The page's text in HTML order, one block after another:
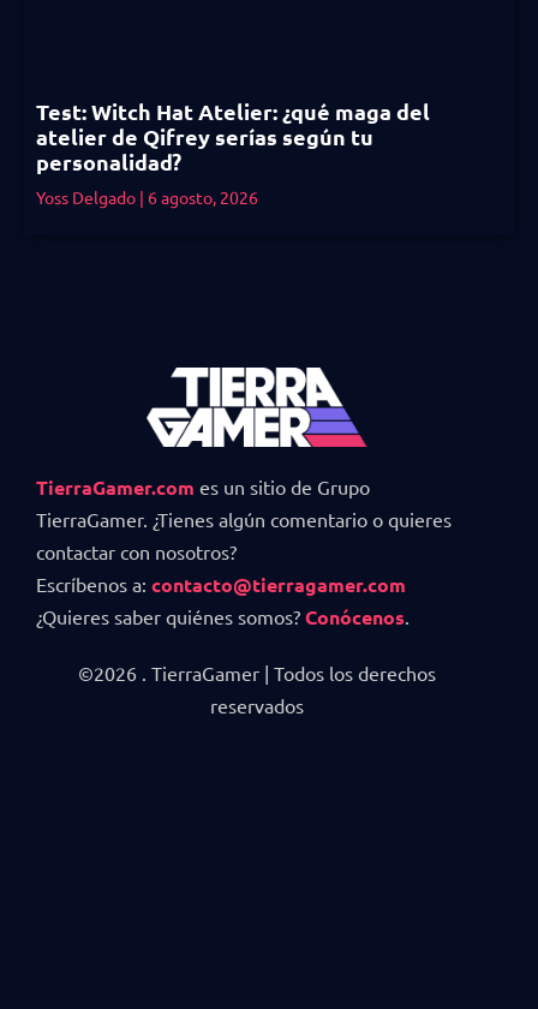
Test: Witch Hat Atelier: ¿qué maga del
atelier de Qifrey serías según tu
personalidad?
Yoss Delgado 6 agosto, 2026
TierraGamer.com es un sitio de Grupo
TierraGamer. ¿Tienes algún comentario o quieres
contactar con nosotros?
Escríbenos a: contacto@tierragamer.com
¿Quieres saber quiénes somos? Conócenos.
©2026 . TierraGamer | Todos los derechos
reservados